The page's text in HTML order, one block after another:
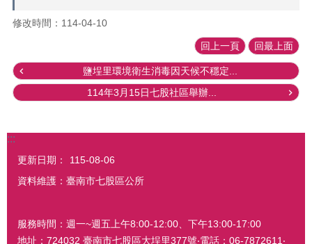
修改時間：114-04-10
回上一頁 回最上面
鹽埕里環境衛生消毒因天候不穩定...
114年3月15日七股社區舉辦...
:::
更新日期：
115-08-06
資料維護：臺南市七股區公所
服務時間：週一~週五上午8:00-12:00、下午13:00-17:00
地址：724032 臺南市七股區大埕里377號‧電話：06-7872611‧